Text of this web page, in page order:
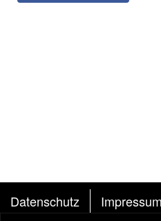
Datenschutz Impressum